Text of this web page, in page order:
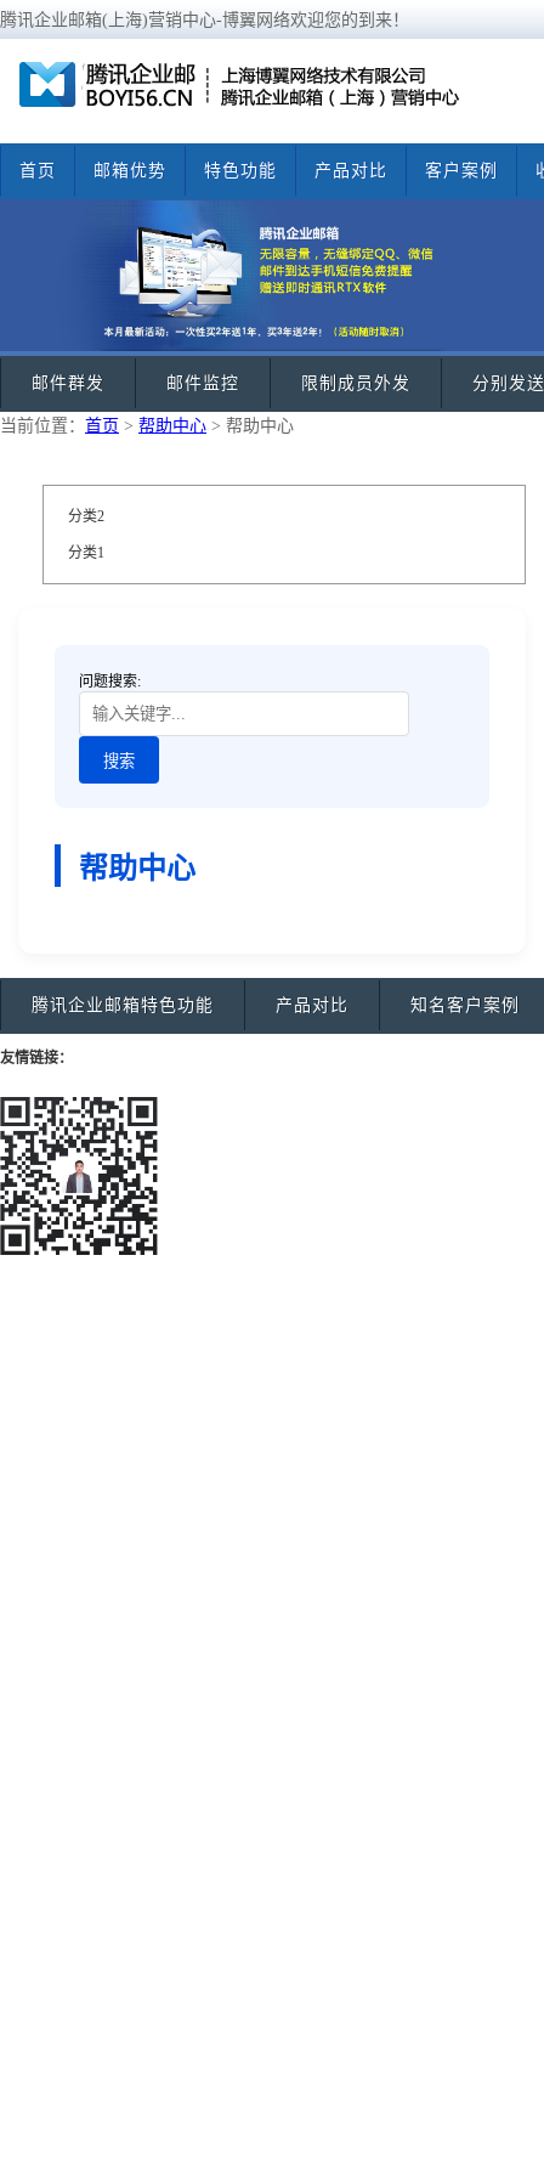
腾讯企业邮箱(上海)营销中心-博翼网络欢迎您的到来！
首页 邮箱优势 特色功能 产品对比 客户案例
邮件群发 邮件监控 限制成员外发 分别发送
当前位置： 首页 > 帮助中心 > 帮助中心
分类2
分类1
问题搜索:
帮助中心
腾讯企业邮箱特色功能 产品对比 知名客户案例
友情链接：